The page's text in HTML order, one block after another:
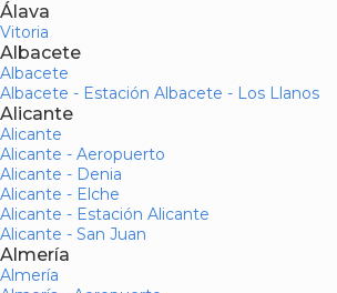
Álava
Vitoria
Albacete
Albacete
Albacete - Estación Albacete - Los Llanos
Alicante
Alicante
Alicante - Aeropuerto
Alicante - Denia
Alicante - Elche
Alicante - Estación Alicante
Alicante - San Juan
Almería
Almería